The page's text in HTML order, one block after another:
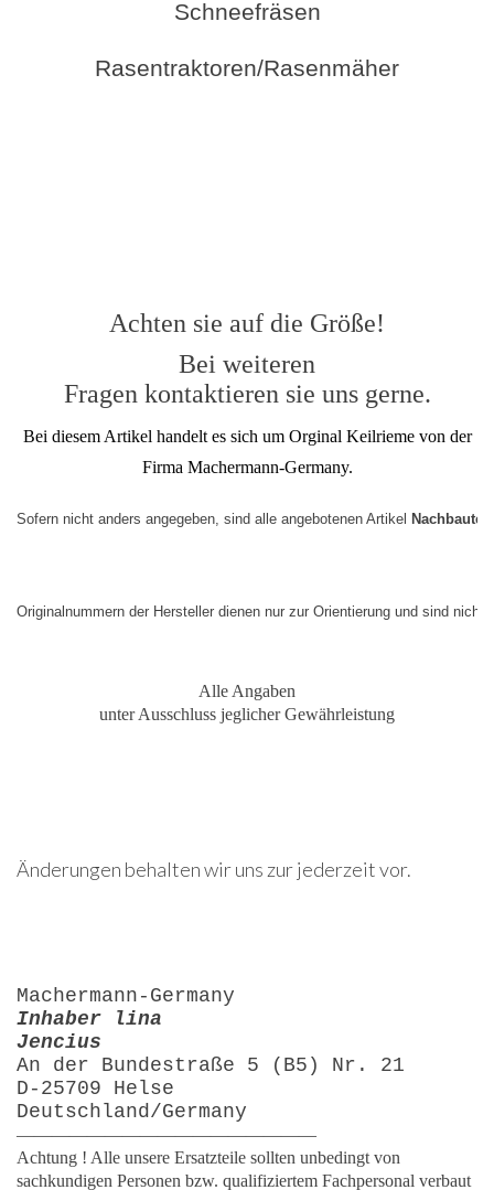
Schneefräsen
Rasentraktoren/Rasenmäher
Achten sie auf die Größe!
Bei weiteren
Fragen kontaktieren sie uns gerne.
Bei diesem Artikel handelt es sich um Orginal Keilrieme von der
Firma Machermann-Germany.
Sofern nicht anders angegeben, sind alle angebotenen Artikel
Originalnummern der Hersteller dienen nur zur Orientierung und sind
Alle Angaben
unter Ausschluss jeglicher Gewährleistung
Änderungen behalten wir uns zur jederzeit vor.
Machermann-Germany
Inhaber lina
Jencius
An der Bundestraße 5 (B5) Nr. 21
D-25709 Helse
Deutschland/Germany
—————————————————
Achtung ! Alle unsere Ersatzteile sollten unbedingt von
sachkundigen Personen bzw. qualifiziertem Fachpersonal verbaut